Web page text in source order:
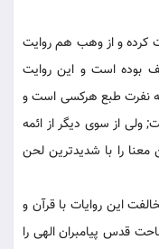
كرده و از وهب هم روايت
بوده است و اين روايت
نفرت طبع هركسى است و
ولى از سوى ديگر از ائمه
معنا را با شديدترين لحن
اين روايات با قرآن و
قدس پيامبران الهى را